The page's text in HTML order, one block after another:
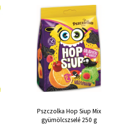
Pszczolka Hop Siup Mix
gyümölcszselé 250 g